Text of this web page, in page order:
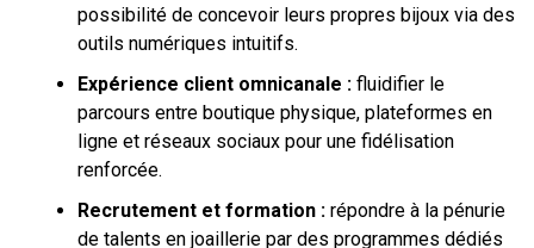
possibilité de concevoir leurs propres bijoux via des
outils numériques intuitifs.
Expérience client omnicanale : fluidifier le
parcours entre boutique physique, plateformes en
ligne et réseaux sociaux pour une fidélisation
renforcée.
Recrutement et formation : répondre à la pénurie
de talents en joaillerie par des programmes dédiés